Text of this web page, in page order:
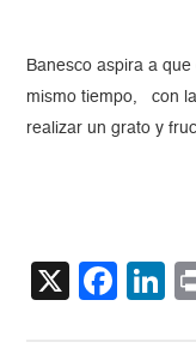
Banesco aspira a
mismo tiempo, con
realizar un grato y
X